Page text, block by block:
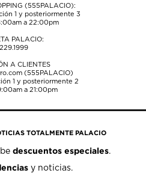
(555PALACIO):
1 y posteriormente 3
a 22:00pm
PALACIO:
A CLIENTES
(555PALACIO)
1 y posteriormente 2
a 21:00pm
TOTALMENTE PALACIO
descuentos especiales.
y noticias.